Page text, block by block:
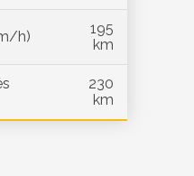
h)
195
km
230
km